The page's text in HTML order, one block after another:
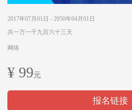
2017年07月01日 - 2050年04月01日
共一万一千九百六十三天
网络
¥ 99元
报名链接